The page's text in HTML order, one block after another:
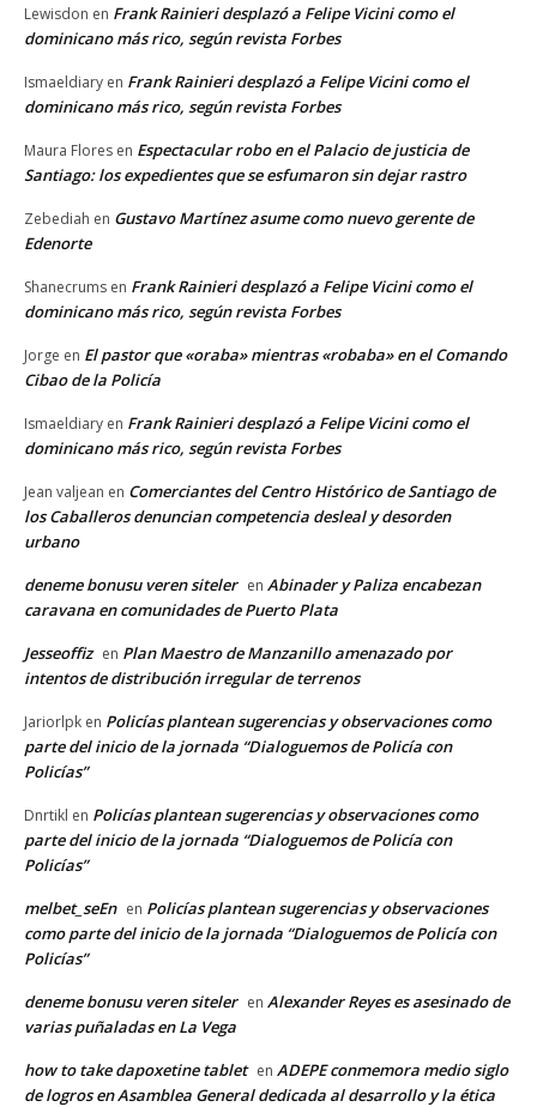
Lewisdon en Frank Rainieri desplazó a Felipe Vicini como el
dominicano más rico, según revista Forbes
Ismaeldiary en Frank Rainieri desplazó a Felipe Vicini como el
dominicano más rico, según revista Forbes
Maura Flores en Espectacular robo en el Palacio de justicia de
Santiago: los expedientes que se esfumaron sin dejar rastro
Zebediah en Gustavo Martínez asume como nuevo gerente de
Edenorte
Shanecrums en Frank Rainieri desplazó a Felipe Vicini como el
dominicano más rico, según revista Forbes
Jorge en El pastor que «oraba» mientras «robaba» en el Comando
Cibao de la Policía
Ismaeldiary en Frank Rainieri desplazó a Felipe Vicini como el
dominicano más rico, según revista Forbes
Jean valjean en Comerciantes del Centro Histórico de Santiago de
los Caballeros denuncian competencia desleal y desorden
urbano
deneme bonusu veren siteler en Abinader y Paliza encabezan
caravana en comunidades de Puerto Plata
Jesseoffiz en Plan Maestro de Manzanillo amenazado por
intentos de distribución irregular de terrenos
Jariorlpk en Policías plantean sugerencias y observaciones como
parte del inicio de la jornada “Dialoguemos de Policía con
Policías”
Dnrtikl en Policías plantean sugerencias y observaciones como
parte del inicio de la jornada “Dialoguemos de Policía con
Policías”
melbet_seEn en Policías plantean sugerencias y observaciones
como parte del inicio de la jornada “Dialoguemos de Policía con
Policías”
deneme bonusu veren siteler en Alexander Reyes es asesinado de
varias puñaladas en La Vega
how to take dapoxetine tablet en ADEPE conmemora medio siglo
de logros en Asamblea General dedicada al desarrollo y la ética